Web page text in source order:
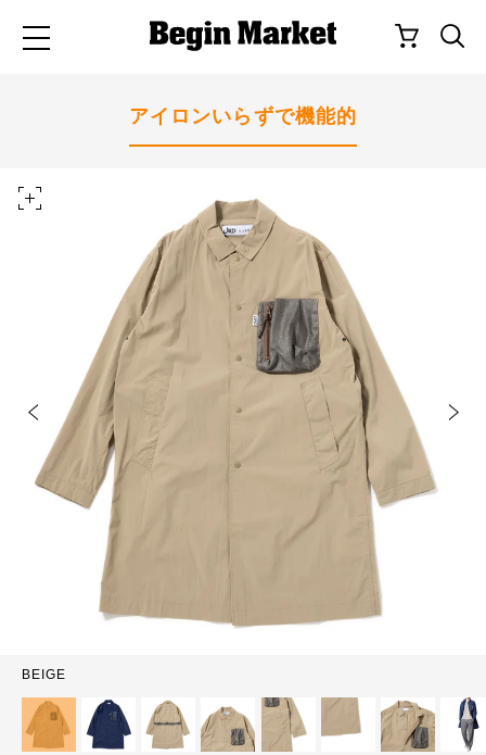
アイロンいらずで機能的
BEIGE